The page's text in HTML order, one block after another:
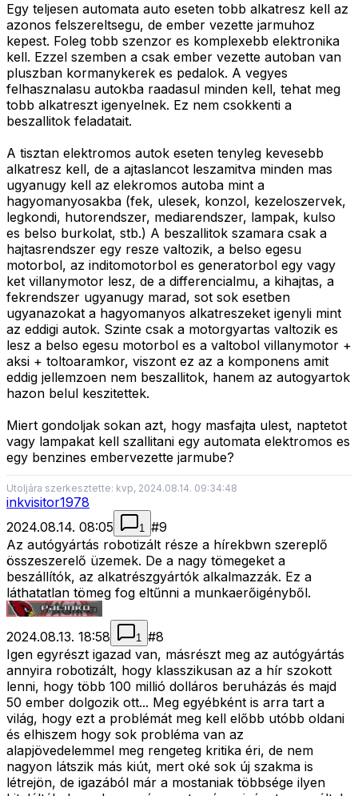
Egy teljesen automata auto eseten tobb alkatresz kell az
azonos felszereltsegu, de ember vezette jarmuhoz
kepest. Foleg tobb szenzor es komplexebb elektronika
kell. Ezzel szemben a csak ember vezette autoban van
pluszban kormanykerek es pedalok. A vegyes
felhasznalasu autokba raadasul minden kell, tehat meg
tobb alkatreszt igenyelnek. Ez nem csokkenti a
beszallitok feladatait.
A tisztan elektromos autok eseten tenyleg kevesebb
alkatresz kell, de a ajtaslancot leszamitva minden mas
ugyanugy kell az elekromos autoba mint a
hagyomanyosakba (fek, ulesek, konzol, kezeloszervek,
legkondi, hutorendszer, mediarendszer, lampak, kulso
es belso burkolat, stb.) A beszallitok szamara csak a
hajtasrendszer egy resze valtozik, a belso egesu
motorbol, az inditomotorbol es generatorbol egy vagy
ket villanymotor lesz, de a differencialmu, a kihajtas, a
fekrendszer ugyanugy marad, sot sok esetben
ugyanazokat a hagyomanyos alkatreszeket igenyli mint
az eddigi autok. Szinte csak a motorgyartas valtozik es
lesz a belso egesu motorbol es a valtobol villanymotor +
aksi + toltoaramkor, viszont ez az a komponens amit
eddig jellemzoen nem beszallitok, hanem az autogyartok
hazon belul keszitettek.
Miert gondoljak sokan azt, hogy masfajta ulest, naptetot
vagy lampakat kell szallitani egy automata elektromos es
egy benzines embervezette jarmube?
Utoljára szerkesztette: kvp, 2024.08.14. 09:34:48
inkvisitor1978
2024.08.14. 08:05
1 #9
Az autógyártás robotizált része a hírekbwn szereplő
összeszerelő üzemek. De a nagy tömegeket a
beszállítók, az alkatrészgyártók alkalmazzák. Ez a
láthatatlan tömeg fog eltűnni a munkaerőigényből.
2024.08.13. 18:58 1 #8
Igen egyrészt igazad van, másrészt meg az autógyártás
annyira robotizált, hogy klasszikusan az a hír szokott
lenni, hogy több 100 millió dolláros beruházás és majd
50 ember dolgozik ott... Meg egyébként is arra tart a
világ, hogy ezt a problémát meg kell előbb utóbb oldani
és elhiszem hogy sok probléma van az
alapjövedelemmel meg rengeteg kritika éri, de nem
nagyon látszik más kiút, mert oké sok új szakma is
létrejön, de igazából már a mostaniak többsége ilyen